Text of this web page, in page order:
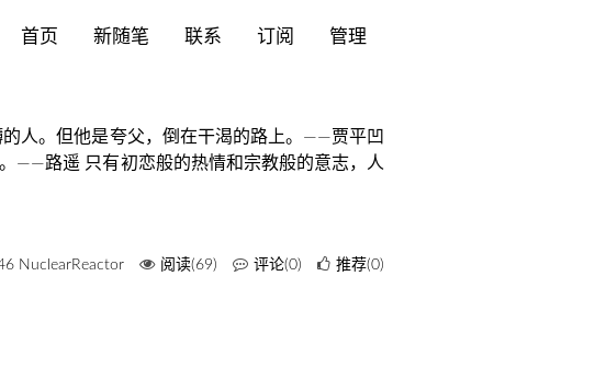
首页 新随笔 联系 订阅 管理
人。但他是夸父，倒在干渴的路上。——贾平凹
——路遥 只有初恋般的热情和宗教般的意志，人
NuclearReactor 阅读(69) 评论(0) 推荐(0)